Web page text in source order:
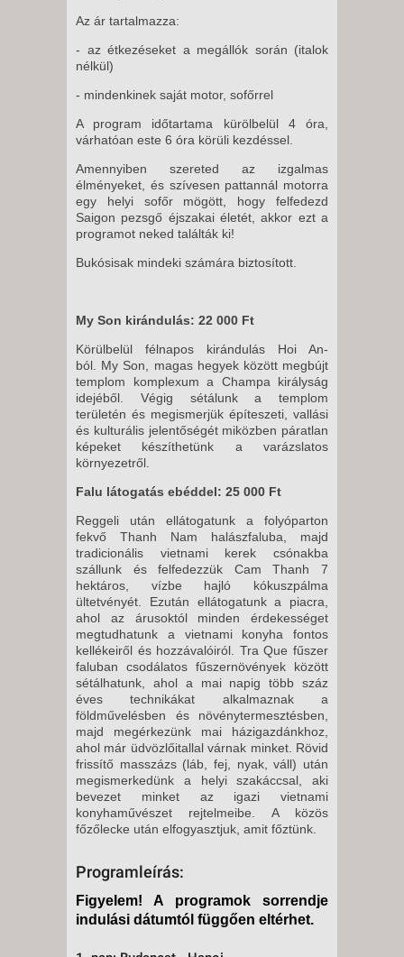
Az ár tartalmazza:
- az étkezéseket a megállók során (italok
nélkül)
- mindenkinek saját motor, sofőrrel
A program időtartama kürölbelül 4 óra,
várhatóan este 6 óra körüli kezdéssel.
Amennyiben szereted az izgalmas
élményeket, és szívesen pattannál motorra
egy helyi sofőr mögött, hogy felfedezd
Saigon pezsgő éjszakai életét, akkor ezt a
programot neked találták ki!
Bukósisak mindeki számára biztosított.
My Son kirándulás: 22 000 Ft
Körülbelül félnapos kirándulás Hoi An-
ból. My Son, magas hegyek között megbújt
templom komplexum a Champa királyság
idejéből. Végig sétálunk a templom
területén és megismerjük építeszeti, vallási
és kulturális jelentőségét miközben páratlan
képeket készíthetünk a varázslatos
környezetről.
Falu látogatás ebéddel: 25 000 Ft
Reggeli után ellátogatunk a folyóparton
fekvő Thanh Nam halászfaluba, majd
tradicionális vietnami kerek csónakba
szállunk és felfedezzük Cam Thanh 7
hektáros, vízbe hajló kókuszpálma
ültetvényét. Ezután ellátogatunk a piacra,
ahol az árusoktól minden érdekességet
megtudhatunk a vietnami konyha fontos
kellékeiről és hozzávalóiról. Tra Que fűszer
faluban csodálatos fűszernövények között
sétálhatunk, ahol a mai napig több száz
éves technikákat alkalmaznak a
földművelésben és növénytermesztésben,
majd megérkezünk mai házigazdánkhoz,
ahol már üdvözlőitallal várnak minket. Rövid
frissítő masszázs (láb, fej, nyak, váll) után
megismerkedünk a helyi szakáccsal, aki
bevezet minket az igazi vietnami
konyhaművészet rejtelmeibe. A közös
főzőlecke után elfogyasztjuk, amit főztünk.
Programleírás:
Figyelem! A programok sorrendje
indulási dátumtól függően eltérhet.